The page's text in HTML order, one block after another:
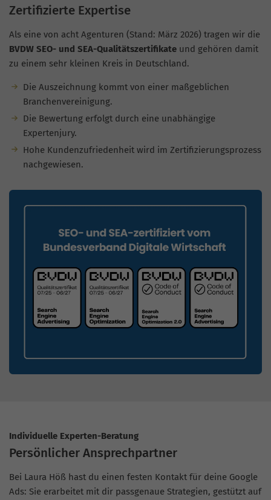
Zertifizierte Expertise
Als eine von acht Agenturen (Stand: März 2026) tragen wir die
BVDW SEO- und SEA-Qualitätszertifikate und gehören damit
zu einem sehr kleinen Kreis in Deutschland.
Die Auszeichnung kommt von einer maßgeblichen
Branchenvereinigung.
Die Bewertung erfolgt durch eine unabhängige
Expertenjury.
Hohe Kundenzufriedenheit wird im Zertifizierungsprozess
nachgewiesen.
Individuelle Experten-Beratung
Persönlicher Ansprechpartner
Bei Laura Höß hast du einen festen Kontakt für deine Google
Ads: Sie erarbeitet mit dir passgenaue Strategien, gestützt auf